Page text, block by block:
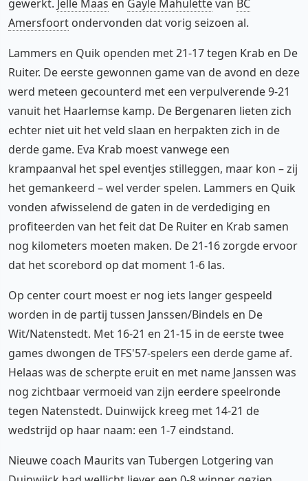
gewerkt. Jelle Maas en Gayle Mahulettevan BC
Amersfoort ondervonden dat vorig seizoen al.
Lammers en Quik openden met 21-17 tegen Krab en De
Ruiter. De eerste gewonnen game van de avond en deze
werd meteen gecounterd met een verpulverende 9-21
vanuit het Haarlemse kamp. De Bergenaren lieten zich
echter niet uit het veld slaan en herpakten zich in de
derde game. Eva Krab moest vanwege een
krampaanval het spel eventjes stilleggen, maar kon – zij
het gemankeerd – wel verder spelen. Lammers en Quik
vonden afwisselend de gaten in de verdediging en
profiteerden van het feit dat De Ruiter en Krab samen
nog kilometers moeten maken. De 21-16 zorgde ervoor
dat het scorebord op dat moment 1-6 las.
Op center court moest er nog iets langer gespeeld
worden in de partij tussen Janssen/Bindels en De
Wit/Natenstedt. Met 16-21 en 21-15 in de eerste twee
games dwongen de TFS'57-spelers een derde game af.
Helaas was de scherpte eruit en met name Janssen was
nog zichtbaar vermoeid van zijn eerdere speelronde
tegen Natenstedt. Duinwijck kreeg met 14-21 de
wedstrijd op haar naam: een 1-7 eindstand.
Nieuwe coach Maurits van Tubergen Lotgering van